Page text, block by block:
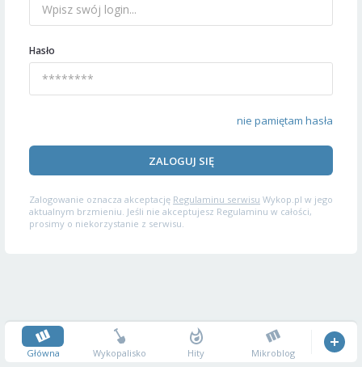
Hasło
nie pamiętam hasła
ZALOGUJ SIĘ
Zalogowanie oznacza akceptację Regulaminu serwisu Wykop.pl w jego
aktualnym brzmieniu. Jeśli nie akceptujesz Regulaminu w całości,
prosimy o niekorzystanie z serwisu.
Główna Wykopalisko Hity Mikroblog